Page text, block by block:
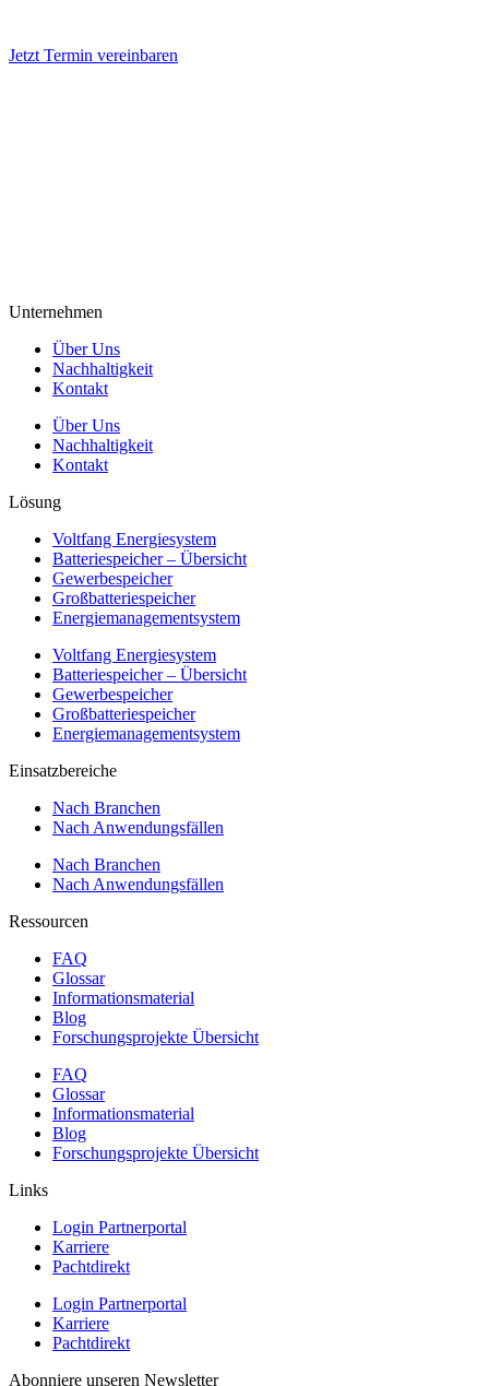
Jetzt Termin vereinbaren
Unternehmen
Über Uns
Nachhaltigkeit
Kontakt
Über Uns
Nachhaltigkeit
Kontakt
Lösung
Voltfang Energiesystem
Batteriespeicher – Übersicht
Gewerbespeicher
Großbatteriespeicher
Energiemanagementsystem
Voltfang Energiesystem
Batteriespeicher – Übersicht
Gewerbespeicher
Großbatteriespeicher
Energiemanagementsystem
Einsatzbereiche
Nach Branchen
Nach Anwendungsfällen
Nach Branchen
Nach Anwendungsfällen
Ressourcen
FAQ
Glossar
Informationsmaterial
Blog
Forschungsprojekte Übersicht
FAQ
Glossar
Informationsmaterial
Blog
Forschungsprojekte Übersicht
Links
Login Partnerportal
Karriere
Pachtdirekt
Login Partnerportal
Karriere
Pachtdirekt
Abonniere unseren Newsletter